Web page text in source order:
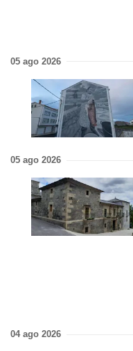
05 ago 2026
05 ago 2026
04 ago 2026